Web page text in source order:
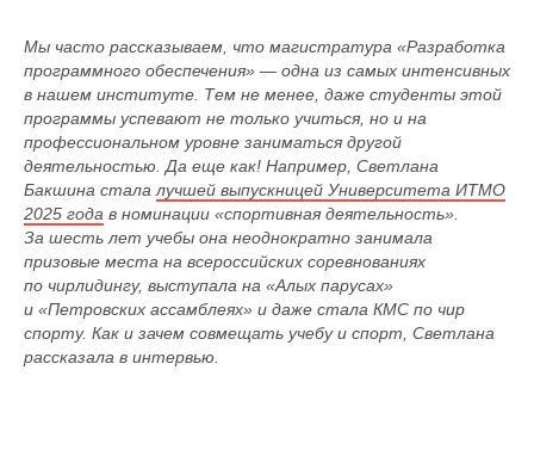
Мы часто рассказываем, что магистратура «Разработка
программного обеспечения» — одна из самых интенсивных
в нашем институте. Тем не менее, даже студенты этой
программы успевают не только учиться, но и на
профессиональном уровне заниматься другой
деятельностью. Да еще как! Например, Светлана
Бакшина стала лучшей выпускницей Университета ИТМО
2025 года в номинации «спортивная деятельность».
За шесть лет учебы она неоднократно занимала
призовые места на всероссийских соревнованиях
по чирлидингу, выступала на «Алых парусах»
и «Петровских ассамблеях» и даже стала КМС по чир
спорту. Как и зачем совмещать учебу и спорт, Светлана
рассказала в интервью.